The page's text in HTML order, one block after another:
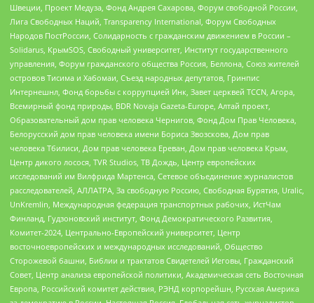
Швеции, Проект Медуза, Фонд Андрея Сахарова, Форум свободной России,
Лига Свободных Наций, Transparеncy International, Форум Свободных
Народов ПостРоссии, Солидарность с гражданским движением в России –
Solidarus, КрымSOS, Свободный университет, Институт государственного
управления, Форум гражданского общества Россия, Беллона, Союз жителей
островов Тисима и Хабомаи, Съезд народных депутатов, Гринпис
Интернешнл, Фонд борьбы с коррупцией Инк, Завет церквей TCCN, Агора,
Всемирный фонд природы, BDR Novaja Gazeta-Europe, Алтай проект,
Образовательный дом прав человека Чернигов, Фонд Дом Прав Человека,
Белорусский дом прав человека имени Бориса Звозскова, Дом прав
человека Тбилиси, Дом прав человека Ереван, Дом прав человека Крым,
Центр дикого лосося, TVR Studios, ТВ Дождь, Центр европейских
исследований им Вилфрида Мартенса, Сетевое объединение журналистов
расследователей, АЛЛАТРА, За свободную Россию, Свободная Бурятия, Uralic,
UnKremlin, Международная федерация транспортных рабочих, ИстЧам
Финланд, Гудзоновский институт, Фонд Демократического Развития,
Комитет-2024, Центрально-Европейский университет, Центр
восточноевропейских и международных исследований, Общество
Сторожевой башни, Библии и трактатов Свидетелей Иеговы, Гражданский
Совет, Центр анализа европейской политики, Академическая сеть Восточная
Европа, Российский комитет действия, РЭНД корпорейшн, Русская Америка